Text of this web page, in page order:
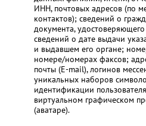
ИНН, почтовых адресов (по
контактов); сведений о
документа,
сведений о дате выдачи
и выдавшем его органе;
номере/номерах факсов;
почты (E-mail), логинов
уникальных наборов
идентификации
виртуальном графическом
(аватаре).